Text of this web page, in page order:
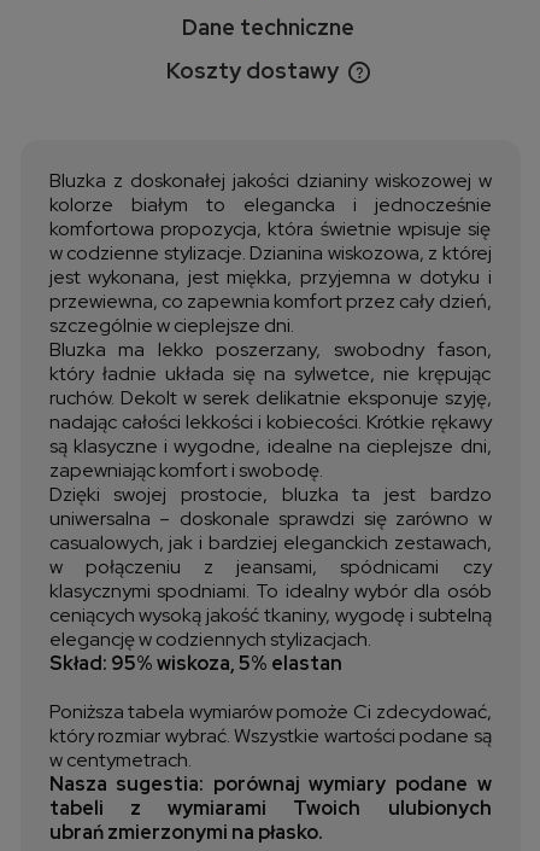
Dane techniczne
Koszty dostawy
Cena nie zawiera ewentualnych kosztów płatności
Bluzka z doskonałej jakości dzianiny wiskozowej w
kolorze białym to elegancka i jednocześnie
komfortowa propozycja, która świetnie wpisuje się
w codzienne stylizacje. Dzianina wiskozowa, z której
jest wykonana, jest miękka, przyjemna w dotyku i
przewiewna, co zapewnia komfort przez cały dzień,
szczególnie w cieplejsze dni.
Bluzka ma lekko poszerzany, swobodny fason,
który ładnie układa się na sylwetce, nie krępując
ruchów. Dekolt w serek delikatnie eksponuje szyję,
nadając całości lekkości i kobiecości. Krótkie rękawy
są klasyczne i wygodne, idealne na cieplejsze dni,
zapewniając komfort i swobodę.
Dzięki swojej prostocie, bluzka ta jest bardzo
uniwersalna – doskonale sprawdzi się zarówno w
casualowych, jak i bardziej eleganckich zestawach,
w połączeniu z jeansami, spódnicami czy
klasycznymi spodniami. To idealny wybór dla osób
ceniących wysoką jakość tkaniny, wygodę i subtelną
elegancję w codziennych stylizacjach.
Skład: 95% wiskoza, 5% elastan
Poniższa tabela wymiarów pomoże Ci zdecydować,
który rozmiar wybrać. Wszystkie wartości podane są
w centymetrach.
Nasza sugestia: porównaj wymiary podane w
tabeli z wymiarami Twoich ulubionych
ubrań zmierzonymi na płasko.